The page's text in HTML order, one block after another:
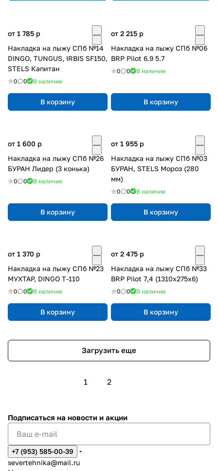
от 1 785 p
Накладка на лыжу СПб №14
DINGO, TUNGUS, IRBIS SF150,
STELS Капитан
0 0 В наличии
В корзину
от 2 215 p
Накладка на лыжу СПб №06
BRP Pilot 6.9 5.7
0 0 В наличии
В корзину
от 1 600 p
Накладка на лыжу СПб №26
БУРАН Лидер (3 конька)
0 0 В наличии
В корзину
от 1 955 p
Накладка на лыжу СПб №03
БУРАН, STELS Мороз (280
мм)
0 0 В наличии
В корзину
от 1 370 p
Накладка на лыжу СПб №23
МУХТАР, DINGO T-110
0 0 В наличии
В корзину
от 2 475 p
Накладка на лыжу СПб №33
BRP Pilot 7,4 (1310х275х6)
0 0 В наличии
В корзину
Загрузить еще
1 2
Подписаться на новости и акции
+7 (953) 585-00-39
severtehnika@mail.ru